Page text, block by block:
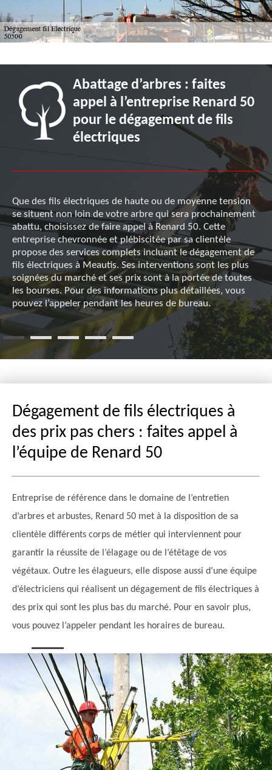
Abattage d’arbres : faites
appel à l’entreprise Renard 50
pour le dégagement de fils
électriques
Que des fils électriques de haute ou de moyenne tension
se situent non loin de votre arbre qui sera prochainement
abattu, choisissez de faire appel à Renard 50. Cette
entreprise chevronnée et plébiscitée par sa clientèle
propose des services complets incluant le dégagement de
fils électriques à Meautis. Ses interventions sont les plus
soignées du marché et ses prix sont à la portée de toutes
les bourses. Pour des informations plus détaillées, vous
pouvez l’appeler pendant les heures de bureau.
Dégagement de fils électriques à
des prix pas chers : faites appel à
l’équipe de Renard 50
Entreprise de référence dans le domaine de l’entretien
d’arbres et arbustes, Renard 50 met à la disposition de sa
clientèle différents corps de métier qui interviennent pour
garantir la réussite de l’élagage ou de l’étêtage de vos
végétaux. Outre les élagueurs, elle dispose aussi d’une équipe
d’électriciens qui réalisent un dégagement de fils électriques à
des prix qui sont les plus bas du marché. Pour en savoir plus,
vous pouvez l’appeler pendant les horaires de bureau.